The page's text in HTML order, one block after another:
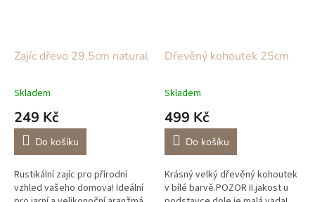
Zajíc dřevo 29,5cm natural
Skladem
249 Kč
Do košíku
Rustikální zajíc pro přírodní
vzhled vašeho domova! Ideální
Dřevěný kohoutek 25cm
Skladem
499 Kč
Do košíku
Krásný velký dřevěný kohoutek
v bílé barvě.POZOR II.jakost u